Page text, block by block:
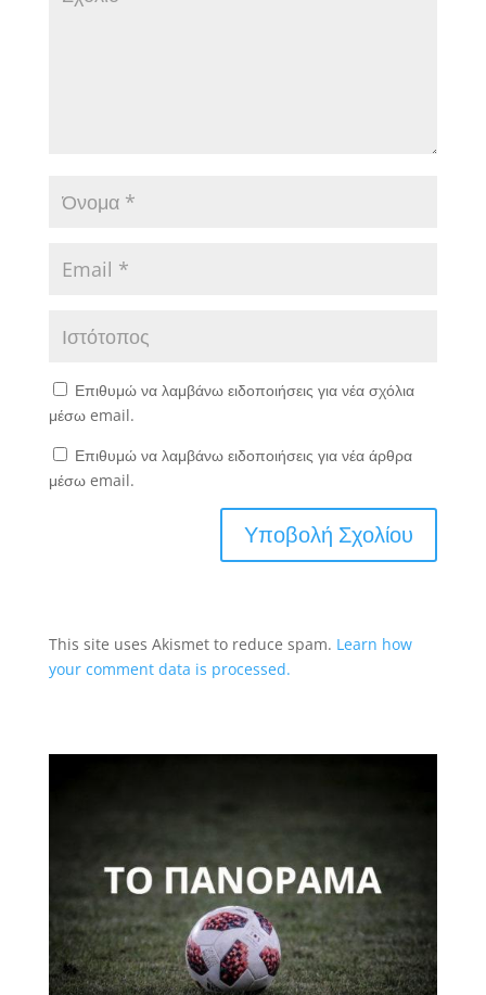
Επιθυμώ να λαμβάνω ειδοποιήσεις για νέα σχόλια
μέσω email.
Επιθυμώ να λαμβάνω ειδοποιήσεις για νέα άρθρα
μέσω email.
This site uses Akismet to reduce spam. Learn how
your comment data is processed.